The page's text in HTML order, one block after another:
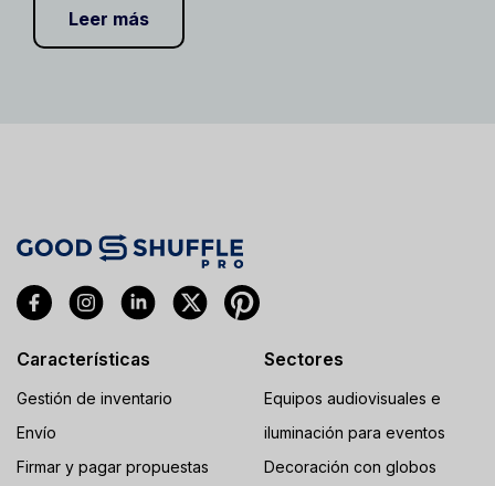
Leer más
Características
Gestión de inventario
Envío
Firmar y pagar propuestas
Sectores
Equipos audiovisuales e
iluminación para eventos
Decoración con globos